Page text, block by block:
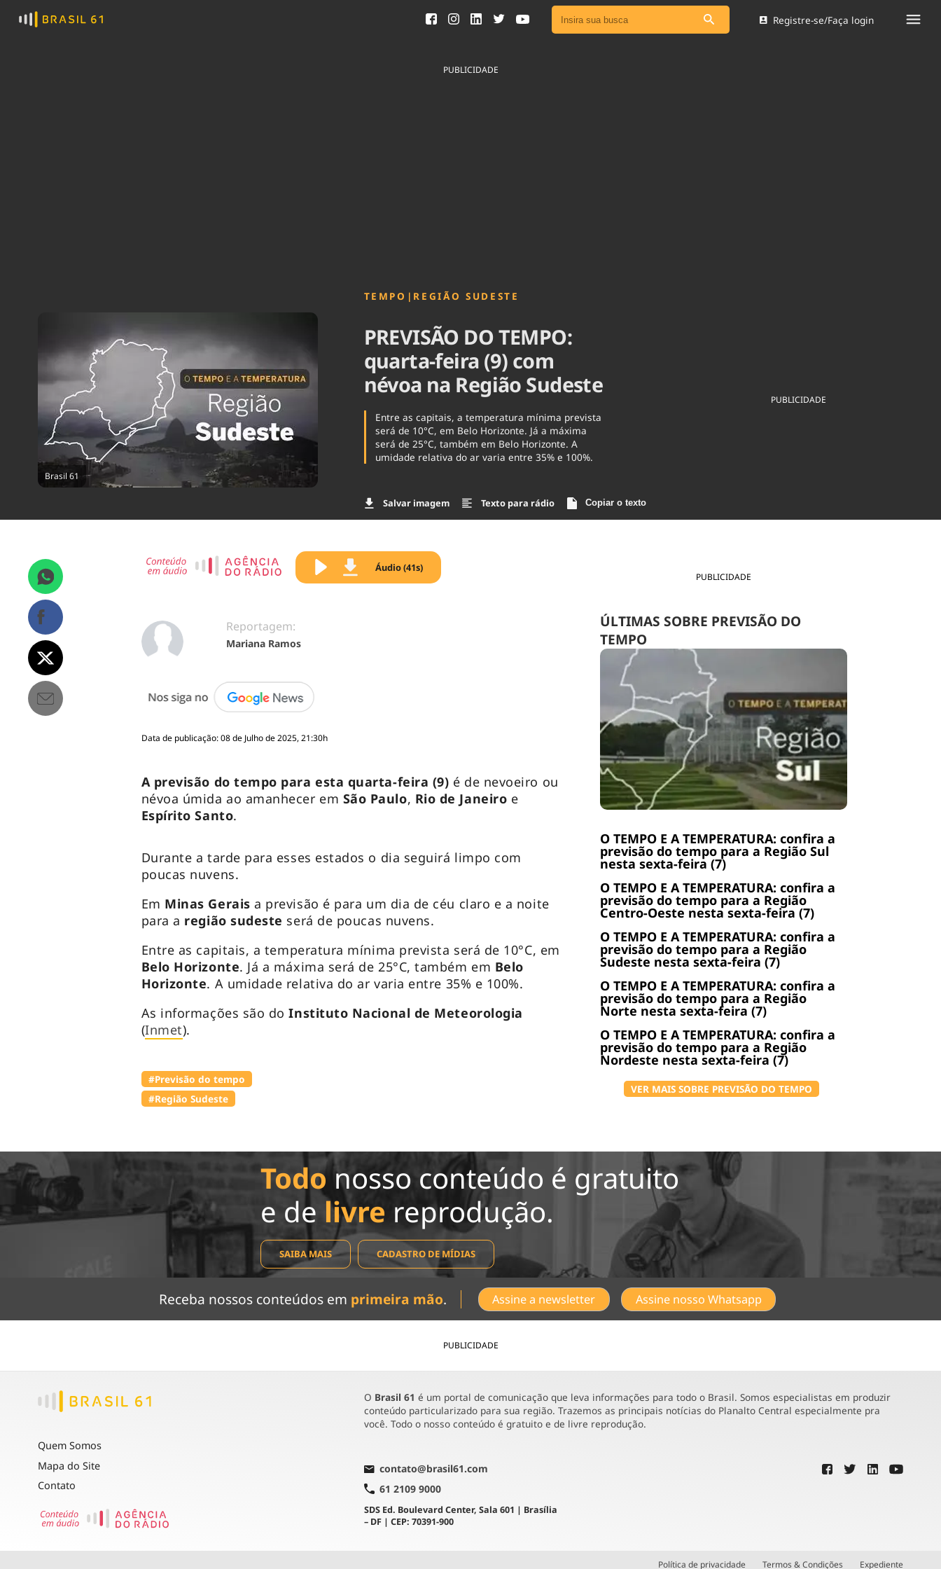
Ver todas as notícias
Cinema
Registre-se/Faça login
PUBLICIDADE
Brasil 61
TEMPO | REGIÃO SUDESTE
PREVISÃO DO TEMPO:
quarta-feira (9) com
névoa na Região Sudeste
Entre as capitais, a temperatura mínima prevista
será de 10°C, em Belo Horizonte. Já a máxima
será de 25°C, também em Belo Horizonte. A
umidade relativa do ar varia entre 35% e 100%.
Salvar imagem Texto para rádio Copiar o texto
PUBLICIDADE
PUBLICIDADE
ÚLTIMAS SOBRE PREVISÃO DO
TEMPO
O TEMPO E A TEMPERATURA: confira a
previsão do tempo para a Região Sul
nesta sexta-feira (7)
O TEMPO E A TEMPERATURA: confira a
previsão do tempo para a Região
Centro-Oeste nesta sexta-feira (7)
O TEMPO E A TEMPERATURA: confira a
previsão do tempo para a Região
Sudeste nesta sexta-feira (7)
O TEMPO E A TEMPERATURA: confira a
previsão do tempo para a Região
Norte nesta sexta-feira (7)
O TEMPO E A TEMPERATURA: confira a
previsão do tempo para a Região
Nordeste nesta sexta-feira (7)
VER MAIS SOBRE PREVISÃO DO TEMPO
Áudio (41s)
Reportagem:
Mariana Ramos
Data de publicação: 08 de Julho de 2025, 21:30h
A previsão do tempo para esta quarta-feira (9) é de nevoeiro ou
névoa úmida ao amanhecer em São Paulo, Rio de Janeiro e
Espírito Santo.
Durante a tarde para esses estados o dia seguirá limpo com
poucas nuvens.
Em Minas Gerais a previsão é para um dia de céu claro e a noite
para a região sudeste será de poucas nuvens.
Entre as capitais, a temperatura mínima prevista será de 10°C, em
Belo Horizonte. Já a máxima será de 25°C, também em Belo
Horizonte. A umidade relativa do ar varia entre 35% e 100%.
As informações são do Instituto Nacional de Meteorologia
(Inmet).
#Previsão do tempo
#Região Sudeste
Todonosso conteúdo é gratuito
e de livre reprodução.
SAIBA MAIS CADASTRO DE MÍDIAS
Receba nossos conteúdos em primeira mão. Assine a newsletter Assine nosso Whatsapp
PUBLICIDADE
Quem Somos
Mapa do Site
Contato
O Brasil 61 é um portal de comunicação que leva informações para todo o Brasil. Somos especialistas em produzir
conteúdo particularizado para sua região. Trazemos as principais notícias do Planalto Central especialmente pra
você. Todo o nosso conteúdo é gratuito e de livre reprodução.
contato@brasil61.com
61 2109 9000
SDS Ed. Boulevard Center, Sala 601 | Brasília
– DF | CEP: 70391-900
Política de privacidade Termos & Condições Expediente